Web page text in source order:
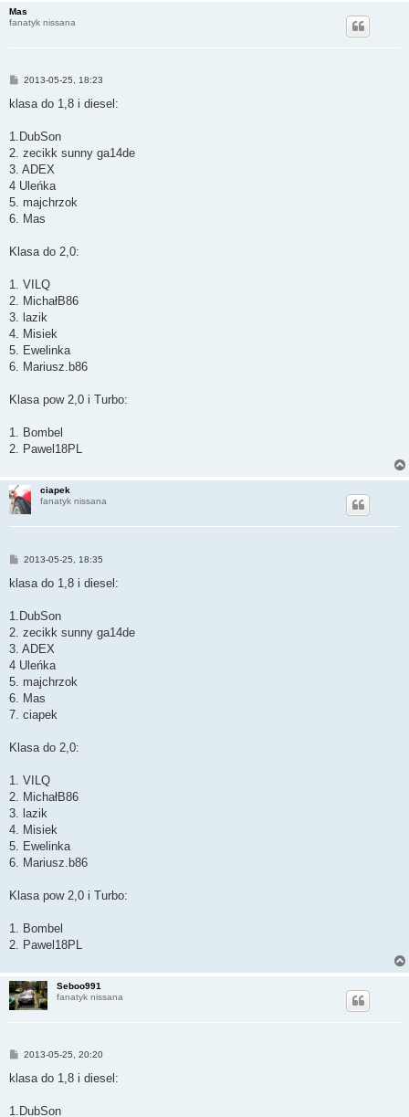
Mas
fanatyk nissana
P
s
2013-05-25, 18:23
klasa do 1,8 i diesel:
1.DubSon
2. zecikk sunny ga14de
3. ADEX
4 Uleńka
5. majchrzok
6. Mas
Klasa do 2,0:
1. VILQ
2. MichałB86
3. lazik
4. Misiek
5. Ewelinka
6. Mariusz.b86
Klasa pow 2,0 i Turbo:
1. Bombel
2. Pawel18PL
ciapek
fanatyk nissana
P
s
2013-05-25, 18:35
klasa do 1,8 i diesel:
1.DubSon
2. zecikk sunny ga14de
3. ADEX
4 Uleńka
5. majchrzok
6. Mas
7. ciapek
Klasa do 2,0:
1. VILQ
2. MichałB86
3. lazik
4. Misiek
5. Ewelinka
6. Mariusz.b86
Klasa pow 2,0 i Turbo:
1. Bombel
2. Pawel18PL
Seboo991
fanatyk nissana
P
s
2013-05-25, 20:20
klasa do 1,8 i diesel:
1.DubSon